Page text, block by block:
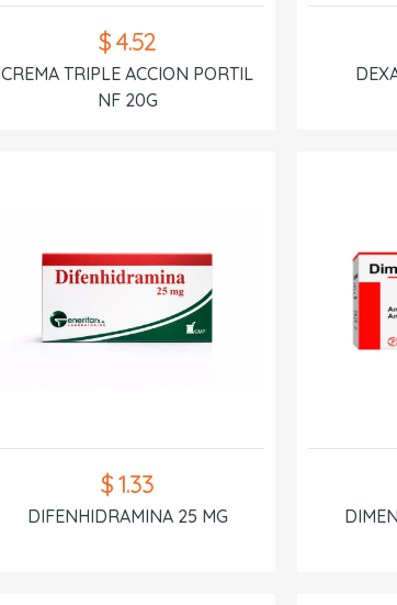
$ 4.52
CREMA TRIPLE ACCION PORTIL
NF 20G
$ 1.33
DIFENHIDRAMINA 25 MG